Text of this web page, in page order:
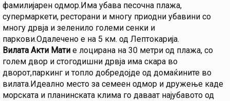
фамилијарен одмор.Има убава песочна плажа,
супермаркети, ресторани и многу приодни убавини со
многу дрвја и зеленило големи сенки и
паркови.Одалечено е на 5 км. од Лептокарија.
Вилата Акти Мати е лоцирана на 30 метри од плажа, со
голем двор и стогодишни дрвја има скара во
дворот,паркинг и топло добредојде од домаќините во
вилата.Идеално место за семеен одмор и дружење каде
морската и планинската клима го даваат најубавото од